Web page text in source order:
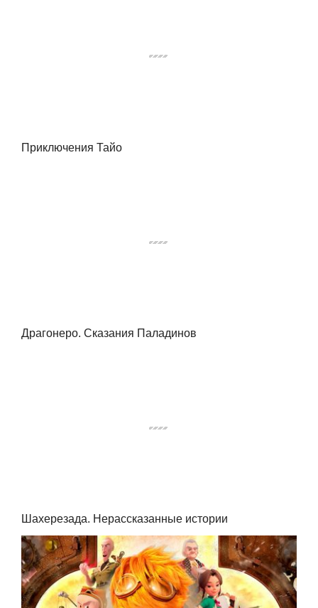
Приключения Тайо
Драгонеро. Сказания Паладинов
Шахерезада. Нерассказанные истории